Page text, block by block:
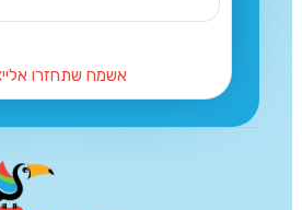
אשמח שתחזרו אליי